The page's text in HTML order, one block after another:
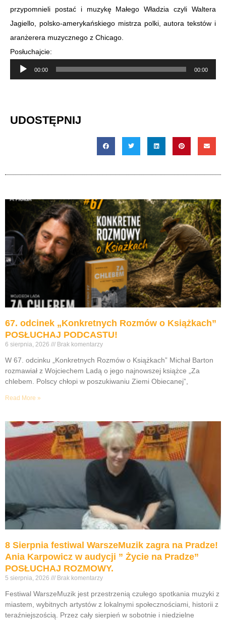
przypomnieli postać i muzykę Małego Władzia czyli Waltera
Jagiello, polsko-amerykańskiego mistrza polki, autora tekstów i
aranżerera muzycznego z Chicago.
Posłuchajcie:
Odtwarzacz
plików
00:00 00:00
UDOSTĘPNIJ
67. odcinek „Konkretnych Rozmów o Książkach”
POSŁUCHAJ PODCASTU!
6 sierpnia, 2026 Brak komentarzy
W 67. odcinku „Konkretnych Rozmów o Książkach” Michał Barton
rozmawiał z Wojciechem Ladą o jego najnowszej książce „Za
chlebem. Polscy chłopi w poszukiwaniu Ziemi Obiecanej”,
Read More »
8 Sierpnia festiwal WarszeMuzik zagra na Pradze!
Ania Karpowicz w audycji ” Życie na Pradze”
POSŁUCHAJ ROZMOWY.
5 sierpnia, 2026 Brak komentarzy
Festiwal WarszeMuzik jest przestrzenią czułego spotkania muzyki z
miastem, wybitnych artystów z lokalnymi społecznościami, historii z
teraźniejszością. Przez cały sierpień w sobotnie i niedzielne